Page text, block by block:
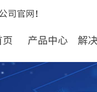
司官网！
页 产品中心 解